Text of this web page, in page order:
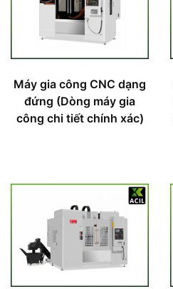
Máy gia công CNC dạng
đứng (Dòng máy gia
công chi tiết chính xác)